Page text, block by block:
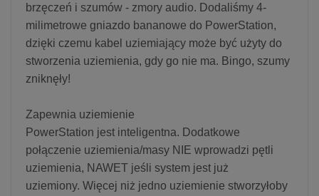
brzęczeń i szumów - zmory audio. Dodaliśmy 4-
milimetrowe gniazdo bananowe do PowerStation,
dzięki czemu kabel uziemiający może być użyty do
stworzenia uziemienia, gdy go nie ma. Bingo, szumy
zniknęły!
Zapewnia uziemienie
PowerStation jest inteligentna. Dodatkowe
połączenie uziemienia/masy NIE wprowadzi pętli
uziemienia, NAWET jeśli system jest już
uziemiony. Więcej niż jedno uziemienie stworzyłoby